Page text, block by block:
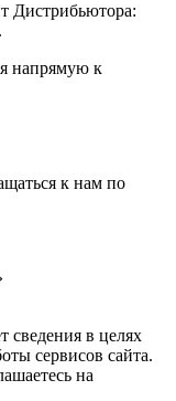
Дистрибьютора:
напрямую к
к нам по
сведения в целях
сервисов сайта.
на